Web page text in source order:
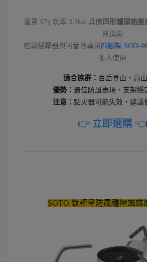
重量:67g 功率:3.3kw 具備 凹形爐頭焰盤
界頂尖
搭載穩壓器與可替換專用 四腳架 SOD-
多人使用
適合族群： 百岳登山、高
優勢： 最佳防風表現、支架穩
注意： 點火器可能失效，建議
👉 立即選購 👈
SOTO 鈦輕量防風穩壓蜘蛛